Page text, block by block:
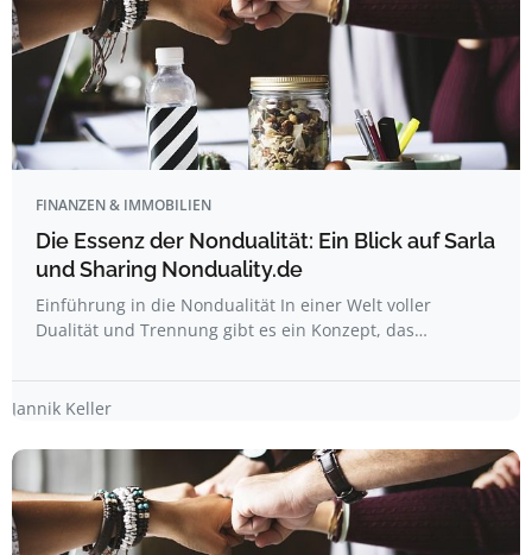
FINANZEN & IMMOBILIEN
Die Essenz der Nondualität: Ein Blick auf Sarla
und Sharing Nonduality.de
Einführung in die Nondualität In einer Welt voller
Dualität und Trennung gibt es ein Konzept, das…
Jannik Keller